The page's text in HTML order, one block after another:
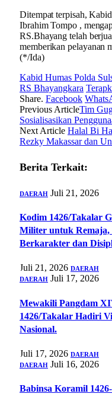
Ditempat terpisah,
Ibrahim Tompo ,
RS.Bhayang telah
memberikan pelayanan
(*/Ida)
Kabid Humas Polda
RS Bhayangkara
Share. Facebook
Previous ArticleTim
Sosialisasikan
Next Article Halal Bi
Rezky Makassar dan
Berita Terkait:
DAERAH Juli 21, 2026
Kodim 1426/Takalar
Militer untuk Remaja,
Berkarakter dan
Juli 21, 2026 DAERAH
DAERAH Juli 17, 2026
Mewakili Pangdam
1426/Takalar Hadiri
Nasional.
Juli 17, 2026 DAERAH
DAERAH Juli 16, 2026
Babinsa Koramil